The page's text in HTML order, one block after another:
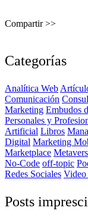
Compartir >>
Categorías
Analítica Web
Comunicación
Marketing Embudos
Personales y
Artificial Libros
Digital Marketing
Marketplace
No-Code off-topic
Redes Sociales
Posts